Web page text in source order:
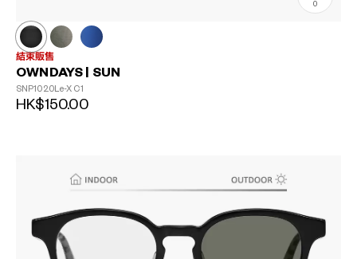
0
結束販售
OWNDAYS | SUN
SNP1020Le-X C1
HK$150.00